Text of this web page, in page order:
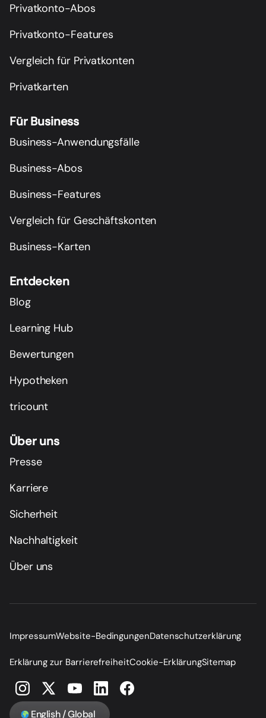
Privatkonto-Abos
Privatkonto-Features
Vergleich für Privatkonten
Privatkarten
Für Business
Business-Anwendungsfälle
Business-Abos
Business-Features
Vergleich für Geschäftskonten
Business-Karten
Entdecken
Blog
Learning Hub
Bewertungen
Hypotheken
tricount
Über uns
Presse
Karriere
Sicherheit
Nachhaltigkeit
Über uns
ImpressumWebsite-BedingungenDatenschutzerklärung
Erklärung zur BarrierefreiheitCookie-ErklärungSitemap
English / Global